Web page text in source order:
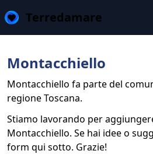
Terredamare
Montacchiello
Montacchiello fa parte del
regione Toscana.
Stiamo lavorando per
Montacchiello. Se hai idee o
form qui sotto. Grazie!